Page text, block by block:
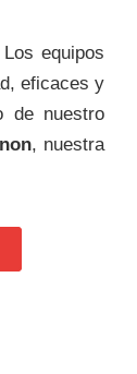
equipos
eficaces y
de nuestro
, nuestra